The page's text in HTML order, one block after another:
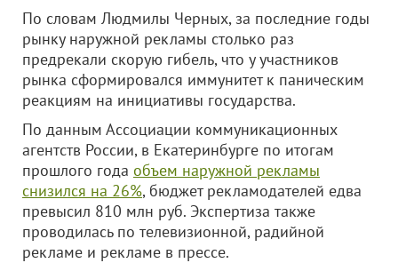
По словам Людмилы Черных, за последние годы
рынку наружной рекламы столько раз
предрекали скорую гибель, что у участников
рынка сформировался иммунитет к паническим
реакциям на инициативы государства.
По данным Ассоциации коммуникационных
агентств России, в Екатеринбурге по итогам
прошлого года объем наружной рекламы
снизился на 26%, бюджет рекламодателей едва
превысил 810 млн руб. Экспертиза также
проводилась по телевизионной, радийной
рекламе и рекламе в прессе.